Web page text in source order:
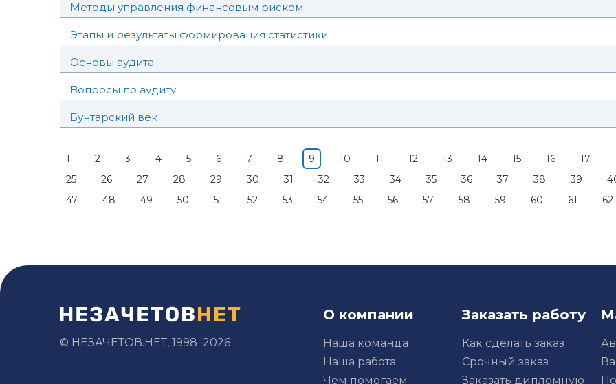
Методы управления финансовым риском
Этапы и результаты формирования статистики
Основы аудита
Вопросы по аудиту
Бунтарский век
1 2 3 4 5 6 7 8 9 10 11 12 13 14 15 16 17
25
26 27 28 29 30 31 32 33 34 35 36 37 38 39
47
48 49 50 51 52 53 54 55 56 57 58 59 60 61 62
© НЕЗАЧЕТОВ.НЕТ, 1998–2026
О компании
Наша команда
Наша работа
Чем помогаем
Заказать работу
Как сделать заказ
Срочный заказ
Заказать дипломную